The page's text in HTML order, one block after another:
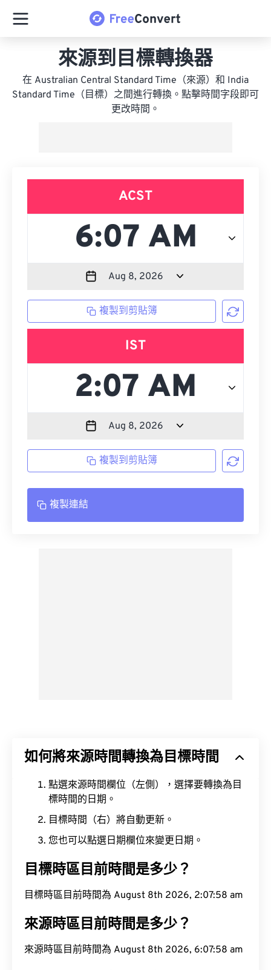
來源到目標轉換器
在 Australian Central Standard Time（來源）和 India
Standard Time（目標）之間進行轉換。點擊時間字段即可
更改時間。
ACST
複製到剪貼簿
IST
複製到剪貼簿
複製連結
如何將來源時間轉換為目標時間
點選來源時間欄位（左側），選擇要轉換為目
標時間的日期。
目標時間（右）將自動更新。
您也可以點選日期欄位來變更日期。
目標時區目前時間是多少？
目標時區目前時間為 August 8th 2026, 2:07:59 am
來源時區目前時間是多少？
來源時區目前時間為 August 8th 2026, 6:07:59 am